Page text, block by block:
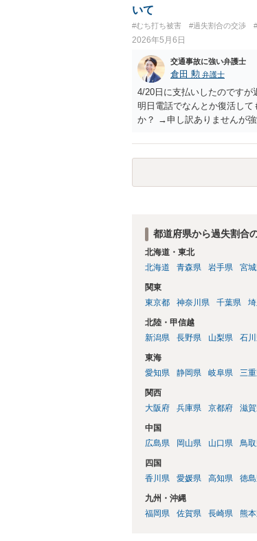
いて
#むち打ち被害 #過失割合の交渉
2026年5月6日
交通事故に強い弁護士
倉田 勲 弁護士
4/20日に支払いしたのですが
明日電話でなんとか復活し
か？ →申し訳ありませんが強
えない金額になりそうでこ
めた債務整理の方法もあり
都道府県から過失割合
北海道・東北
北海道
青森県 岩手県 宮
関東
東京都
神奈川県 千葉県
北陸・甲信越
新潟県
長野県 山梨県 石
東海
愛知県
静岡県 岐阜県 三
関西
大阪府
兵庫県 京都府 滋
中国
広島県
岡山県 山口県 鳥
四国
香川県
愛媛県 高知県 徳
九州・沖縄
福岡県
佐賀県 長崎県 熊